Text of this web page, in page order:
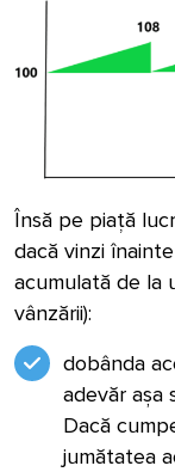
Însă pe piață
dacă vinzi
acumulată de la
vânzării):
dobânda
adevăr așa
Dacă
jumătatea